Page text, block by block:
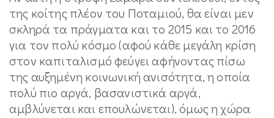
της κοίτης πλέον του Ποταμιού, θα είναι μεν
σκληρά τα πράγματα και το 2015 και το 2016
για τον πολύ κόσμο (αφού κάθε μεγάλη κρίση
στον καπιταλισμό φεύγει αφήνοντας πίσω
της αυξημένη κοινωνική ανισότητα, η οποία
πολύ πιο αργά, βασανιστικά αργά,
αμβλύνεται και επουλώνεται), όμως η χώρα